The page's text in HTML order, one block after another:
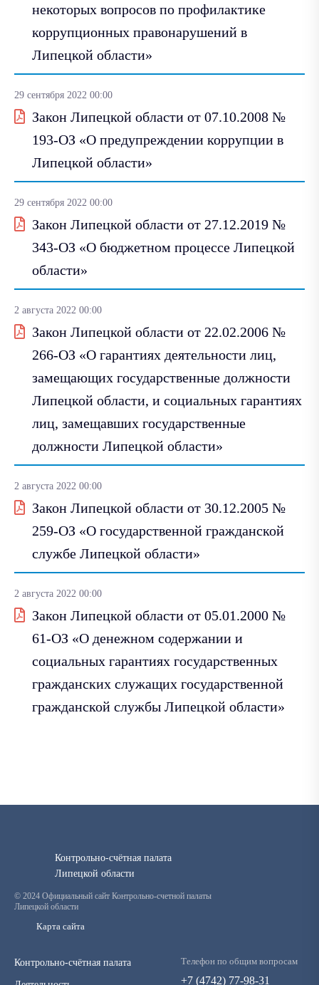
некоторых вопросов по профилактике
коррупционных правонарушений в
Липецкой области»
29 сентября 2022 00:00
Закон Липецкой области от 07.10.2008 №
193-ОЗ «О предупреждении коррупции в
Липецкой области»
29 сентября 2022 00:00
Закон Липецкой области от 27.12.2019 №
343-ОЗ «О бюджетном процессе Липецкой
области»
2 августа 2022 00:00
Закон Липецкой области от 22.02.2006 №
266-ОЗ «О гарантиях деятельности лиц,
замещающих государственные должности
Липецкой области, и социальных гарантиях
лиц, замещавших государственные
должности Липецкой области»
2 августа 2022 00:00
Закон Липецкой области от 30.12.2005 №
259-ОЗ «О государственной гражданской
службе Липецкой области»
2 августа 2022 00:00
Закон Липецкой области от 05.01.2000 №
61-ОЗ «О денежном содержании и
социальных гарантиях государственных
гражданских служащих государственной
гражданской службы Липецкой области»
Контрольно-счётная палата
Липецкой области
© 2024 Официальный сайт Контрольно-счетной палаты
Липецкой области
Карта сайта
Контрольно-счётная палата Телефон по общим вопросам
+7 (4742) 77-98-31